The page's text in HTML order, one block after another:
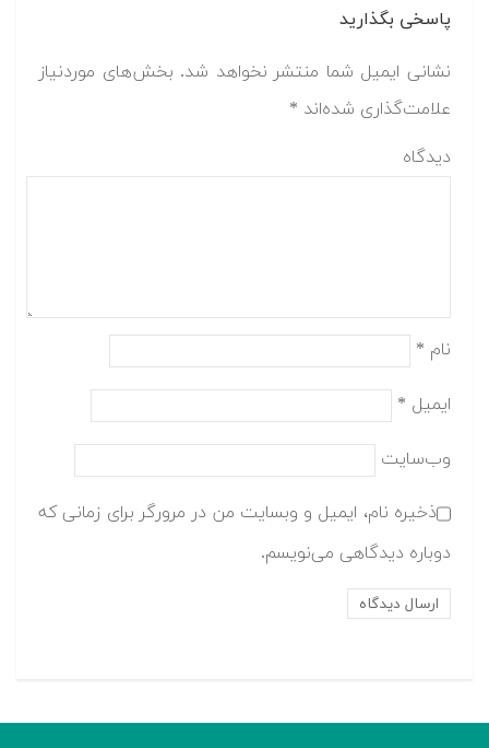
پاسخی بگذارید
نشانی ایمیل شما منتشر نخواهد شد. بخش‌های موردنیاز
علامت‌گذاری شده‌اند *
دیدگاه
نام *
ایمیل *
وب‌سایت
ذخیره نام، ایمیل و وبسایت من در مرورگر برای زمانی که
دوباره دیدگاهی می‌نویسم.